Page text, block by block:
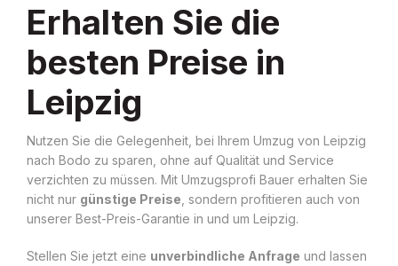
Erhalten Sie die
besten Preise in
Leipzig
Nutzen Sie die Gelegenheit, bei Ihrem Umzug von Leipzig
nach Bodo zu sparen, ohne auf Qualität und Service
verzichten zu müssen. Mit Umzugsprofi Bauer erhalten Sie
nicht nur günstige Preise , sondern profitieren auch von
unserer Best-Preis-Garantie in und um Leipzig.
Stellen Sie jetzt eine unverbindliche Anfrage und lassen